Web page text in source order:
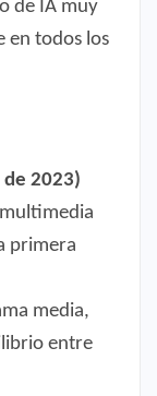
de IA muy
en todos los
2023)
primera
media,
entre